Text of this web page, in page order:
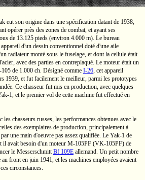
eut son origine dans une spécification datant de 1938,
opérer près des zones de combat, et ayant ses
de 13.125 pieds (environ 4.000 m). Le bureau
d'un dessin conventionnel doté d'une aile
radiateur monté sous le fuselage, et dont la cellule était
avec des parties en contreplaqué. Le moteur était un
de 1.000 ch. Désigné comme I-26, cet appareil
1939, et fut facilement le meilleur, parmi les prototypes
Ce chasseur fut mis en production, avec quelques
1, et le premier vol de cette machine fut effectué en
les chasseurs russes, les performances obtenues avec le
des exemplaires de production, principalement à
une main d'oeuvre pas assez qualifiée. Le Yak-1 de
il avait besoin d'un moteur M-105PF (VK-105PF) de
le MesserschmittBf 109E allemand. Un petit nombre
front en juin 1941, et les machines employées avaient
circonstances.